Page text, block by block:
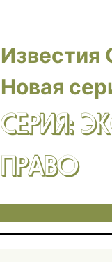
Известия
Новая
СЕРИЯ:
ПРАВО